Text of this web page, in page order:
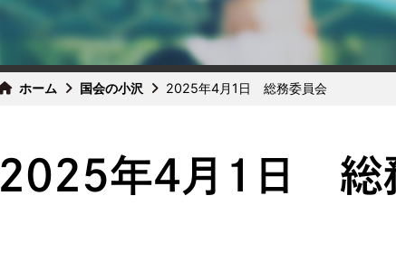
ホーム 国会の小沢 2025年4月1日 総務委員会
2025年4月1日 総